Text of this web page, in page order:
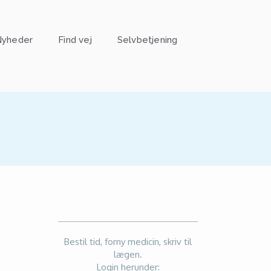
Find vej Selvbetjening
Bestil tid, forny medicin, skriv til
lægen.
Login herunder: